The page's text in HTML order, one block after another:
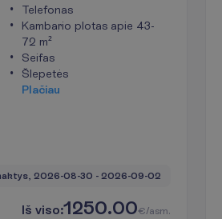
Telefonas
Kambario plotas apie 43-
72 m²
Seifas
Šlepetės
Plačiau
2026-08-30 - 2026-09-02
Iš viso:1250.00€/asm.